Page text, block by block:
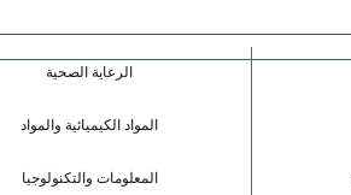
الرعاية الصحية
المواد الكيميائية والمواد
المعلومات والتكنولوجيا